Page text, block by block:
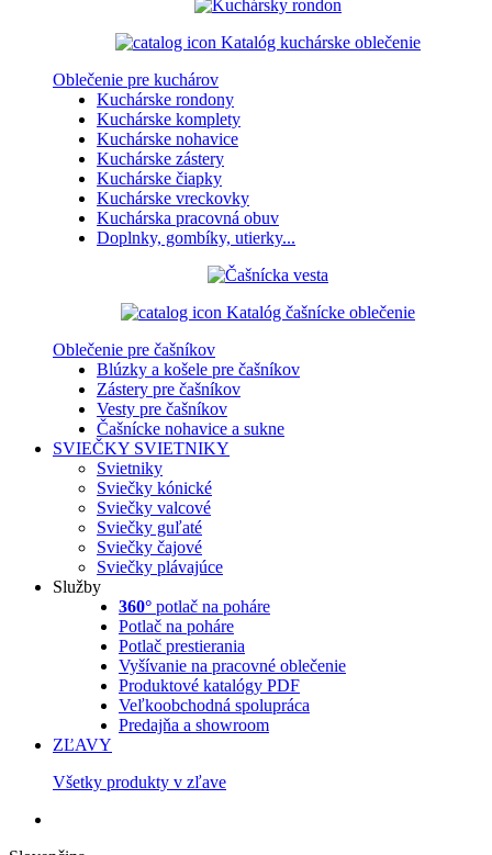
Katalóg kuchárske oblečenie
Oblečenie pre kuchárov
Kuchárske rondony
Kuchárske komplety
Kuchárske nohavice
Kuchárske zástery
Kuchárske čiapky
Kuchárske vreckovky
Kuchárska pracovná obuv
Doplnky, gombíky, utierky...
Katalóg čašnícke oblečenie
Oblečenie pre čašníkov
Blúzky a košele pre čašníkov
Zástery pre čašníkov
Vesty pre čašníkov
Čašnícke nohavice a sukne
SVIEČKY SVIETNIKY
Svietniky
Sviečky kónické
Sviečky valcové
Sviečky guľaté
Sviečky čajové
Sviečky plávajúce
Služby
360° potlač na poháre
Potlač na poháre
Potlač prestierania
Vyšívanie na pracovné oblečenie
Produktové katalógy PDF
Veľkoobchodná spolupráca
Predajňa a showroom
ZĽAVY
Všetky produkty v zľave